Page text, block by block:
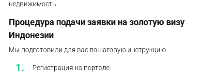
недвижимость.
Процедура подачи заявки на золотую визу
Индонезии
Мы подготовили для вас пошаговую инструкцию:
Регистрация на портале: